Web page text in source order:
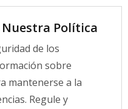
Política
de los
sobre
mantenerse a la
Regule y